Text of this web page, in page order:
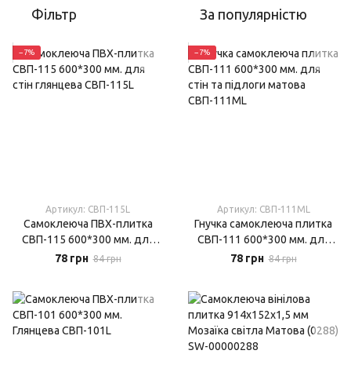
Фільтр За популярністю
−7%
Артикул: СВП-115L
Самоклеюча ПВХ-плитка
СВП-115 600*300 мм. для
стін глянцева
78 грн 84 грн
−7%
Артикул: СВП-111МL
Гнучка самоклеюча плитка
СВП-111 600*300 мм. для
стін та підлоги матова
78 грн 84 грн